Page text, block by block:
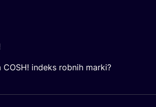
indeks robnih marki?